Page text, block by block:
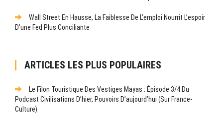
Wall Street En Hausse, La Faiblesse De L’emploi Nourrit L’espoir
D’une Fed Plus Conciliante
ARTICLES LES PLUS POPULAIRES
Le Filon Touristique Des Vestiges Mayas : Épisode 3/4 Du
Podcast Civilisations D’hier, Pouvoirs D’aujourd’hui (sur France-
Culture)